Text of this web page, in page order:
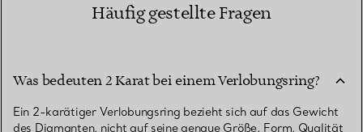
Häufig gestellte Fragen
Was bedeuten 2 Karat bei einem Verlobungsring?
Ein 2-karätiger Verlobungsring bezieht sich auf das Gewicht
des Diamanten, nicht auf seine genaue Größe. Form, Qualität